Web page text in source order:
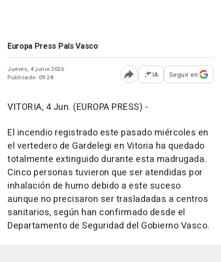
Europa Press País Vasco
Jueves, 4 junio 2026
Publicado: 09:28
Abrir opciones para
IA Seguir en
VITORIA, 4 Jun. (EUROPA PRESS) -
El incendio registrado este pasado miércoles en
el vertedero de Gardelegi en Vitoria ha quedado
totalmente extinguido durante esta madrugada.
Cinco personas tuvieron que ser atendidas por
inhalación de humo debido a este suceso
aunque no precisaron ser trasladadas a centros
sanitarios, según han confirmado desde el
Departamento de Seguridad del Gobierno Vasco.